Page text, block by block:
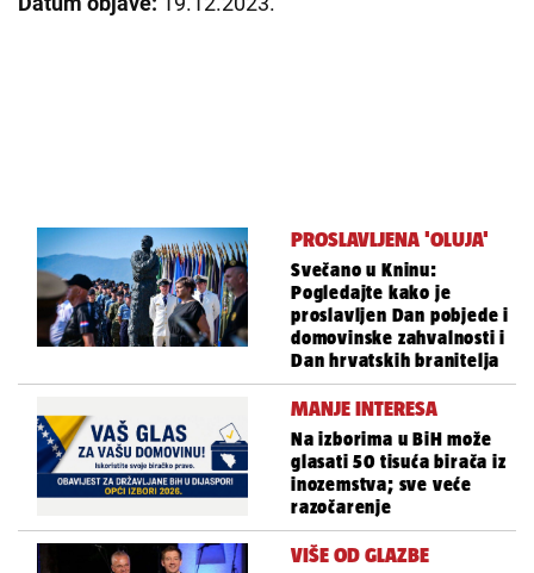
PROSLAVLJENA 'OLUJA'
Svečano u Kninu:
Pogledajte kako je
proslavljen Dan pobjede i
domovinske zahvalnosti i
Dan hrvatskih branitelja
MANJE INTERESA
Na izborima u BiH može
glasati 50 tisuća birača iz
inozemstva; sve veće
razočarenje
VIŠE OD GLAZBE